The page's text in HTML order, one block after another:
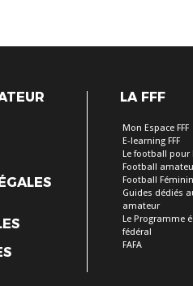
LA FFF
Mon Espace FFF
E-learning FFF
Le football pour
Football
Football Féminin
Guides dédiés
amateur
Le Programme
fédéral
FAFA